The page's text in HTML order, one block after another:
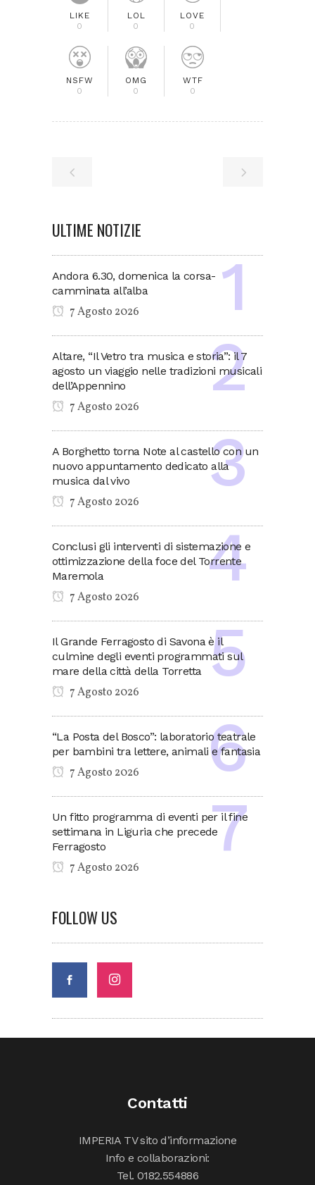
LIKE
0
LOL
0
LOVE
0
NSFW
0
OMG
0
WTF
0
ULTIME NOTIZIE
Andora 6.30, domenica la corsa-
camminata all’alba
7 Agosto 2026
Altare, “Il Vetro tra musica e storia”: il 7
agosto un viaggio nelle tradizioni musicali
dell’Appennino
7 Agosto 2026
A Borghetto torna Note al castello con un
nuovo appuntamento dedicato alla
musica dal vivo
7 Agosto 2026
Conclusi gli interventi di sistemazione e
ottimizzazione della foce del Torrente
Maremola
7 Agosto 2026
Il Grande Ferragosto di Savona è il
culmine degli eventi programmati sul
mare della città della Torretta
7 Agosto 2026
“La Posta del Bosco”: laboratorio teatrale
per bambini tra lettere, animali e fantasia
7 Agosto 2026
Un fitto programma di eventi per il fine
settimana in Liguria che precede
Ferragosto
7 Agosto 2026
FOLLOW US
Contatti
IMPERIA TV sito d’informazione
Info e collaborazioni:
Tel. 0182.554886